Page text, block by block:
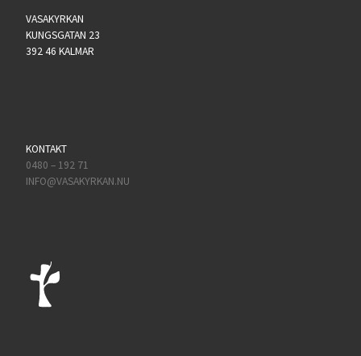
VASAKYRKAN
KUNGSGATAN 23
392 46 KALMAR
KONTAKT
0480 – 192 71
INFO@VASAKYRKAN.NU